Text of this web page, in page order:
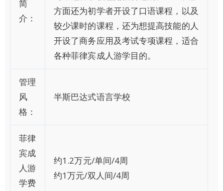
简
介：
方面还为初学者开设了口语课程，以及
较少课时的课程，还为想提高技能的人
开设了商务应用及考试专项课程，适合
各种菲律宾成人游学目的。
管理
风
格：
半斯巴达式语言学校
菲律
宾成
人游
学费
约1.2万元/单间/4周
约1万元/双人间/4周